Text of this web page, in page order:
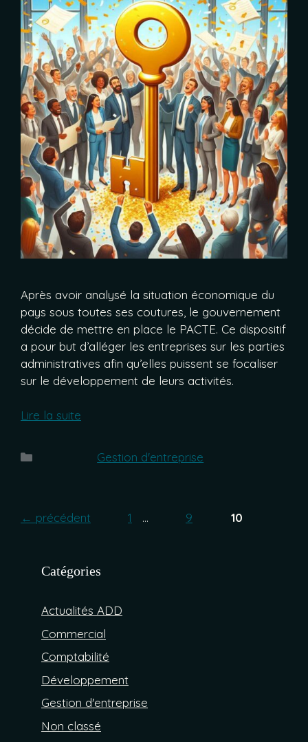
Après avoir analysé la situation économique du
pays sous toutes ses coutures, le gouvernement
décide de mettre en place le PACTE. Ce dispositif
a pour but d’alléger les entreprises sur les parties
administratives afin qu’elles puissent se focaliser
sur le développement de leurs activités.
Lire la suite
CatégoriesGestion d'entreprise
← précédent Page1 … 9 Page10
Catégories
Actualités ADD
Commercial
Comptabilité
Développement
Gestion d'entreprise
Non classé